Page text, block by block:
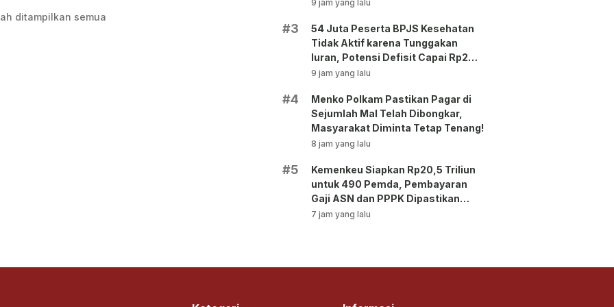
ditampilkan semua
9 jam yang lalu
#3
54 Juta Peserta BPJS Kesehatan
Tidak Aktif karena Tunggakan
Iuran, Potensi Defisit Capai Rp2
Triliun per Bulan!
9 jam yang lalu
#4
Menko Polkam Pastikan Pagar di
Sejumlah Mal Telah Dibongkar,
Masyarakat Diminta Tetap Tenang!
8 jam yang lalu
#5
Kemenkeu Siapkan Rp20,5 Triliun
untuk 490 Pemda, Pembayaran
Gaji ASN dan PPPK Dipastikan
Tetap Berjalan!
7 jam yang lalu